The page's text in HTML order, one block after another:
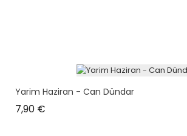
Yarim Haziran - Can Dündar
7,90 €